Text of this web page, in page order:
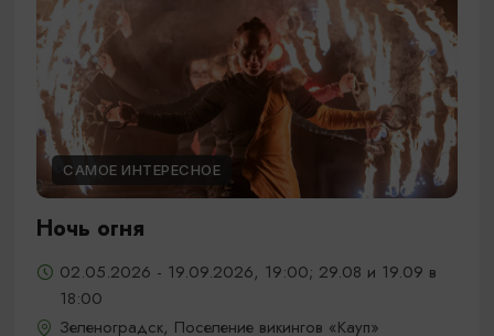
САМОЕ ИНТЕРЕСНОЕ
Ночь огня
02.05.2026 - 19.09.2026, 19:00; 29.08 и 19.09 в
18:00
Зеленоградск, Поселение викингов «Кауп»